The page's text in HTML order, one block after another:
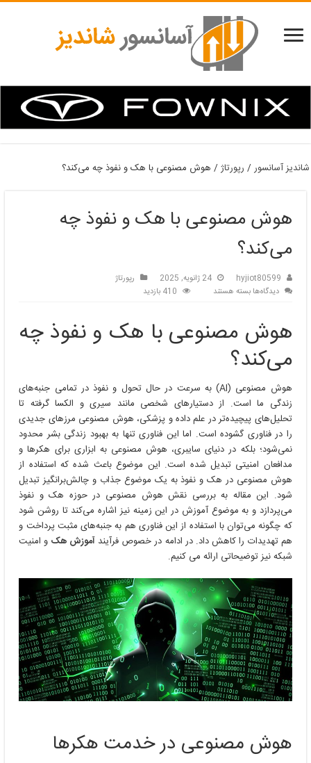
شاندیز آسانسور/ رپورتاژ/ هوش مصنوعی با هک و نفوذ چه می‌کند؟
هوش مصنوعی با هک و نفوذ چه
می‌کند؟
hyjiot80599 24 ژانویه, 2025
رپورتاژ
دیدگاه‌هابرای
با
هک
و
می‌کند؟
بسته هستند 410 بازدید
هوش مصنوعی با هک و نفوذ چه
می‌کند؟
هوش مصنوعی (AI) به سرعت در حال تحول و نفوذ در تمامی جنبه‌های
زندگی ما است. از دستیارهای شخصی مانند سیری و الکسا گرفته تا
تحلیل‌های پیچیده‌تر در علم داده و پزشکی، هوش مصنوعی مرزهای جدیدی
را در فناوری گشوده است. اما این فناوری تنها به بهبود زندگی بشر محدود
نمی‌شود؛ بلکه در دنیای سایبری، هوش مصنوعی به ابزاری برای هکرها و
مدافعان امنیتی تبدیل شده است. این موضوع باعث شده که استفاده از
هوش مصنوعی در هک و نفوذ به یک موضوع جذاب و چالش‌برانگیز تبدیل
شود. این مقاله به بررسی نقش هوش مصنوعی در حوزه هک و نفوذ
می‌پردازد و به موضوع آموزش در این زمینه نیز اشاره می‌کند تا روشن شود
که چگونه می‌توان با استفاده از این فناوری هم به جنبه‌های مثبت پرداخت و
هم تهدیدات را کاهش داد. در ادامه در خصوص فرآیندآموزش هک و امنیت
شبکه نیز توضیحاتی ارائه می کنیم.
هوش مصنوعی در خدمت هکرها